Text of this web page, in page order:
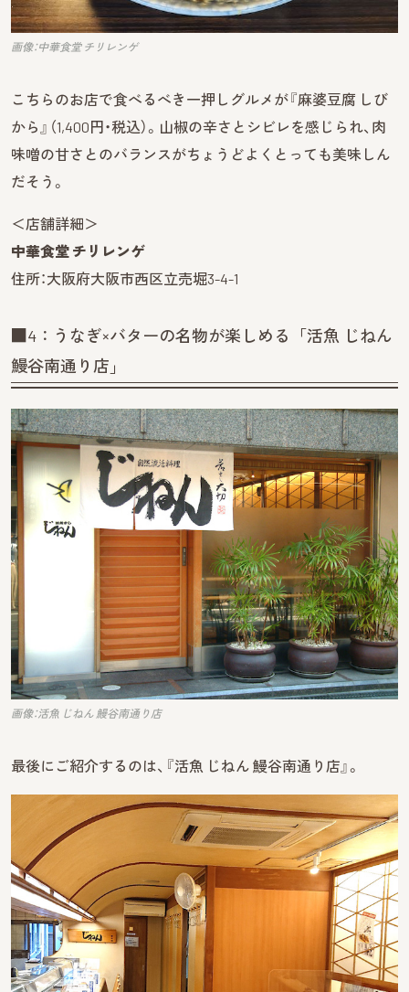
画像：中華食堂 チリレンゲ
こちらのお店で食べるべき一押しグルメが『麻婆豆腐 しび
から』（1,400円・税込）。山椒の辛さとシビレを感じられ、肉
味噌の甘さとのバランスがちょうどよくとっても美味しん
だそう。
＜店舗詳細＞
中華食堂 チリレンゲ
住所：大阪府大阪市西区立売堀3-4-1
■4：うなぎ×バターの名物が楽しめる「活魚 じねん
鰻谷南通り店」
画像：活魚 じねん 鰻谷南通り店
最後にご紹介するのは、『活魚 じねん 鰻谷南通り店』。